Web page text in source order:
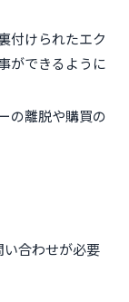
付けられたエク
ができるように
の離脱や購買の
合わせが必要